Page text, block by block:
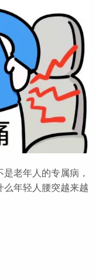
老年人的专属病，
么年轻人腰突越来越